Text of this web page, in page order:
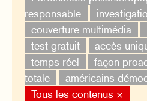
responsable
couverture multimédia
test gratuit
accès
temps réel
façon
totale
américains
Tous les contenus ×